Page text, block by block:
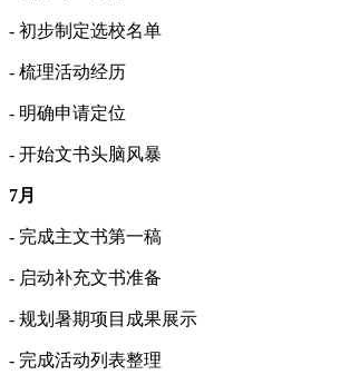
- 初步制定选校名单
- 梳理活动经历
- 明确申请定位
- 开始文书头脑风暴
7月
- 完成主文书第一稿
- 启动补充文书准备
- 规划暑期项目成果展示
- 完成活动列表整理